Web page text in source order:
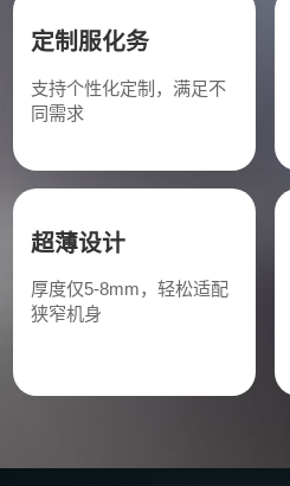
定制服化务
支持个性化定制，满足不
同需求
超薄设计
厚度仅5-8mm，轻松适配
狭窄机身